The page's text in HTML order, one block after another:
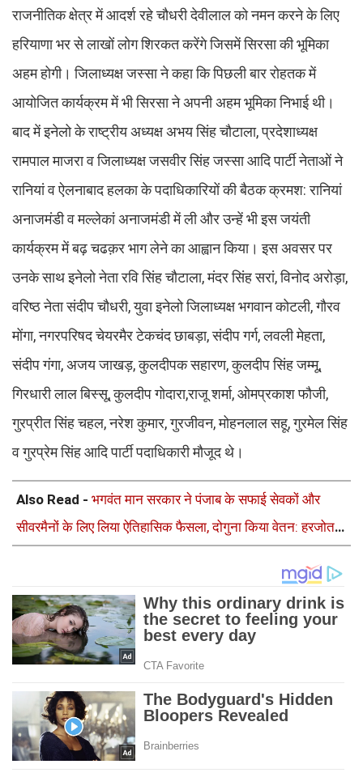
राजनीतिक क्षेत्र में आदर्श रहे चौधरी देवीलाल को नमन करने के लिए
हरियाणा भर से लाखों लोग शिरकत करेंगे जिसमें सिरसा की भूमिका
अहम होगी। जिलाध्यक्ष जस्सा ने कहा कि पिछली बार रोहतक में
आयोजित कार्यक्रम में भी सिरसा ने अपनी अहम भूमिका निभाई थी।
बाद में इनेलो के राष्ट्रीय अध्यक्ष अभय सिंह चौटाला, प्रदेशाध्यक्ष
रामपाल माजरा व जिलाध्यक्ष जसवीर सिंह जस्सा आदि पार्टी नेताओं ने
रानियां व ऐलनाबाद हलका के पदाधिकारियों की बैठक क्रमश: रानियां
अनाजमंडी व मल्लेकां अनाजमंडी में ली और उन्हें भी इस जयंती
कार्यक्रम में बढ़ चढक़र भाग लेने का आह्वान किया। इस अवसर पर
उनके साथ इनेलो नेता रवि सिंह चौटाला, मंदर सिंह सरां, विनोद अरोड़ा,
वरिष्ठ नेता संदीप चौधरी, युवा इनेलो जिलाध्यक्ष भगवान कोटली, गौरव
मोंगा, नगरपरिषद चेयरमैर टेकचंद छाबड़ा, संदीप गर्ग, लवली मेहता,
संदीप गंगा, अजय जाखड़, कुलदीपक सहारण, कुलदीप सिंह जम्मू,
गिरधारी लाल बिस्सू, कुलदीप गोदारा,राजू शर्मा, ओमप्रकाश फौजी,
गुरप्रीत सिंह चहल, नरेश कुमार, गुरजीवन, मोहनलाल सहू, गुरमेल सिंह
व गुरप्रेम सिंह आदि पार्टी पदाधिकारी मौजूद थे।
Also Read - भगवंत मान सरकार ने पंजाब के सफाई सेवकों और
सीवरमैनों के लिए लिया ऐतिहासिक फैसला, दोगुना किया वेतन: हरजोत